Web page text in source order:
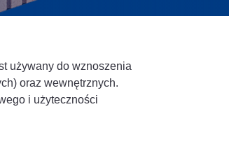
używany do wznoszenia
oraz wewnętrznych.
i użyteczności